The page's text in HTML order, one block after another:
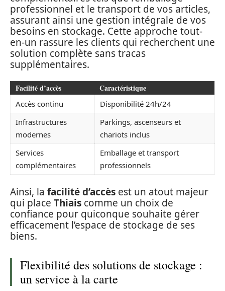
professionnel et le transport de vos articles,
assurant ainsi une gestion intégrale de vos
besoins en stockage. Cette approche tout-
en-un rassure les clients qui recherchent une
solution complète sans tracas
supplémentaires.
Facilité d’accès Caractéristique
Accès continu
Disponibilité 24h/24
Infrastructures
modernes
Parkings, ascenseurs et
chariots inclus
Services
complémentaires
Emballage et transport
professionnels
Ainsi, la facilité d’accès est un atout majeur
qui place Thiais comme un choix de
confiance pour quiconque souhaite gérer
efficacement l’espace de stockage de ses
biens.
Flexibilité des solutions de stockage :
un service à la carte